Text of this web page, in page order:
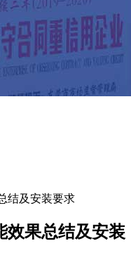
结及安装要求
效果总结及安装